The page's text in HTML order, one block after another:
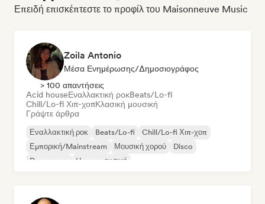
Επειδή επισκέπτεστε το προφίλ του Maisonneuve Music
Zoila Antonio
Μέσα Ενημέρωσης/Δημοσιογράφος
> 100 απαντήσεις
Acid houseΕναλλακτική ροκBeats/Lo-fi
Chill/Lo-fi Χιπ-χοπΚλασική μουσική
Γράψτε άρθρα
Εναλλακτική ροκ Beats/Lo-fi
Chill/Lo-fi Χιπ-χοπ
Εμπορική/Mainstream
Μουσική χορού
Disco
Dream pop
House μουσική